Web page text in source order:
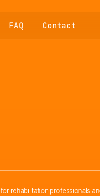
FAQ Contact
rehabilitation professionals